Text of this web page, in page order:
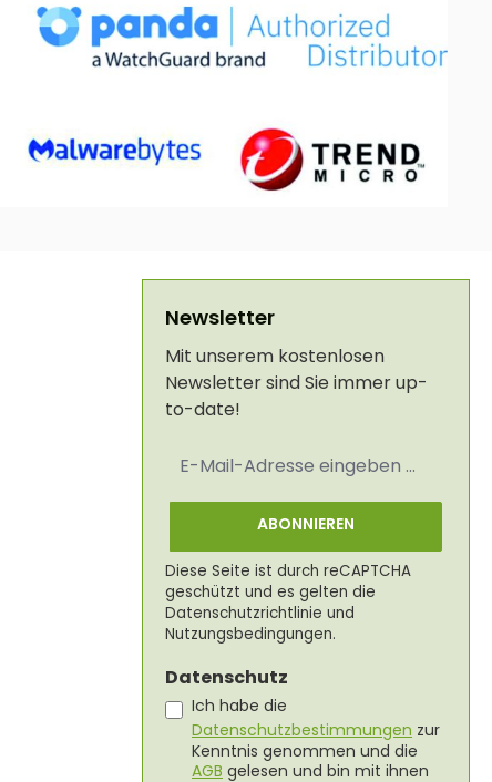
Newsletter
Mit unserem kostenlosen
Newsletter sind Sie immer up-
to-date!
Mail-
ABONNIEREN
Diese Seite ist durch reCAPTCHA
geschützt und es gelten die
Datenschutzrichtlinie und
Nutzungsbedingungen.
Datenschutz
Ich habe die
Datenschutzbestimmungen zur
Kenntnis genommen und die
AGB gelesen und bin mit ihnen